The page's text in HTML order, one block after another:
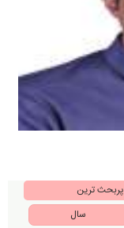
پربحث ترین
سال